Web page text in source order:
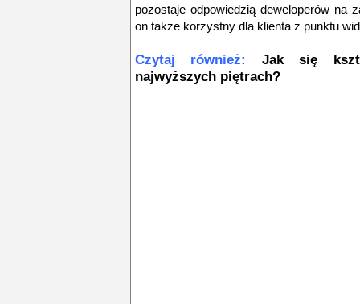
pozostaje odpowiedzią deweloperów na
on także korzystny dla klienta z punktu
Czytaj również: Jak się
najwyższych piętrach?